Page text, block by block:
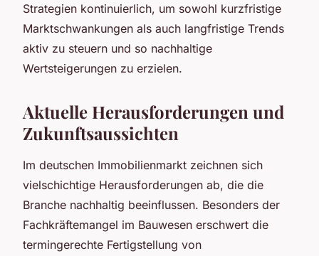
Strategien kontinuierlich, um sowohl kurzfristige
Marktschwankungen als auch langfristige Trends
aktiv zu steuern und so nachhaltige
Wertsteigerungen zu erzielen.
Aktuelle Herausforderungen und
Zukunftsaussichten
Im deutschen Immobilienmarkt zeichnen sich
vielschichtige Herausforderungen ab, die die
Branche nachhaltig beeinflussen. Besonders der
Fachkräftemangel im Bauwesen erschwert die
termingerechte Fertigstellung von